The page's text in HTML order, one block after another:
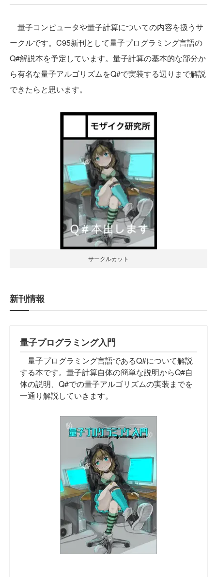
量子コンピュータや量子計算についての内容を扱うサ
ークルです。C95新刊として量子プログラミング言語の
Q#解説本を予定しています。量子計算の基本的な部分か
ら有名な量子アルゴリズムをQ#で実装する辺りまで解説
できたらと思います。
サークルカット
新刊情報
量子プログラミング入門
量子プログラミング言語であるQ#について解説
する本です。量子計算自体の簡単な説明からQ#自
体の説明、Q#での量子アルゴリズムの実装までを
一通り解説していきます。